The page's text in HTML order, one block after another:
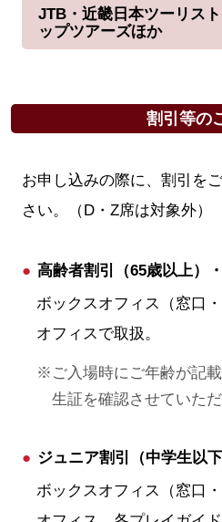
JTB・近畿日本ツーリス
ップツアーズほか
割引等の
お申し込みの際に、割引を
さい。（D・Z席は対象外）
高齢者割引（65歳以上）
ボックスオフィス（窓口
オフィスで取扱。
ご入場時にご年齢が記
生証を確認させていた
ジュニア割引（中学生以下
ボックスオフィス（窓口